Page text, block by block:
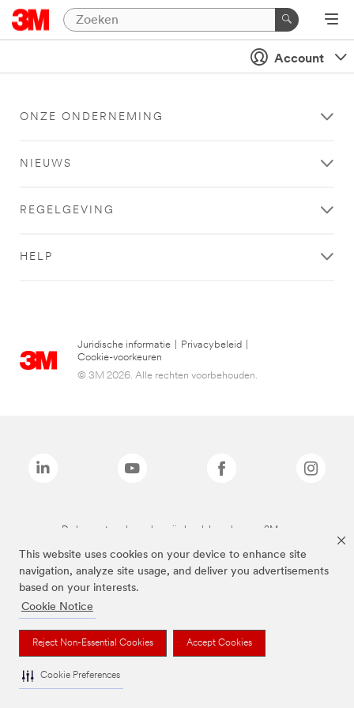
This website uses cookies on your device to enhance site
navigation, analyze site usage, and deliver you advertisements
based on your interests.
Cookie Notice
Reject Non-Essential Cookies Accept Cookies
Cookie Preferences
Account
ONZE ONDERNEMING
NIEUWS
REGELGEVING
HELP
Juridische informatie Privacybeleid
Cookie-voorkeuren
© 3M 2026. Alle rechten voorbehouden.
De bovenstaande merken zijn handelsmerken van 3M.we